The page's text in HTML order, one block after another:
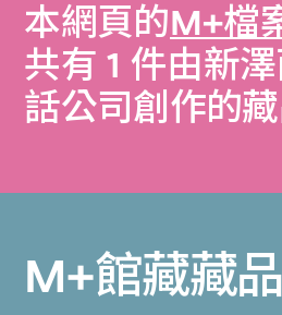
本網頁的M+檔
共有 1 件由新
話公司創作的藏
M+館藏藏品